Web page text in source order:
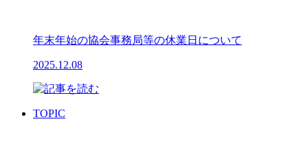
年末年始の協会事務局等の休業日について
2025.12.08
TOPIC